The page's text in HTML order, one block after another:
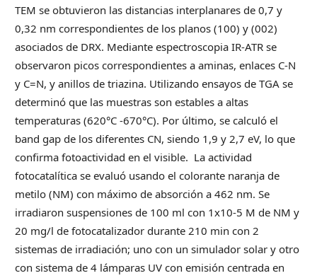
TEM se obtuvieron las distancias interplanares de 0,7 y
0,32 nm correspondientes de los planos (100) y (002)
asociados de DRX. Mediante espectroscopia IR-ATR se
observaron picos correspondientes a aminas, enlaces C-N
y C=N, y anillos de triazina. Utilizando ensayos de TGA se
determinó que las muestras son estables a altas
temperaturas (620°C -670°C). Por último, se calculó el
band gap de los diferentes CN, siendo 1,9 y 2,7 eV, lo que
confirma fotoactividad en el visible. La actividad
fotocatalítica se evaluó usando el colorante naranja de
metilo (NM) con máximo de absorción a 462 nm. Se
irradiaron suspensiones de 100 ml con 1x10-5 M de NM y
20 mg/l de fotocatalizador durante 210 min con 2
sistemas de irradiación; uno con un simulador solar y otro
con sistema de 4 lámparas UV con emisión centrada en